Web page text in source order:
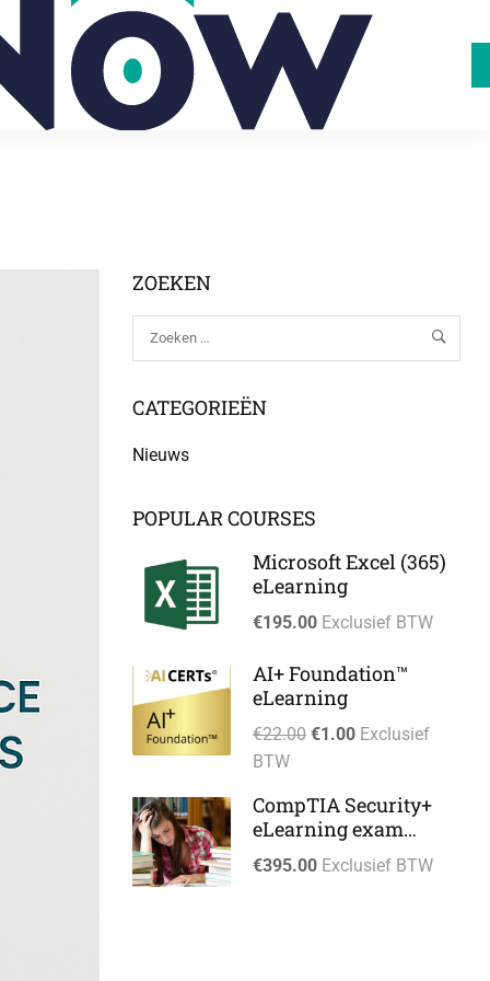
ZOEKEN
CATEGORIEËN
Nieuws
POPULAR COURSES
Microsoft Excel (365)
eLearning
€195.00 Exclusief BTW
AI+ Foundation™
eLearning
€22.00 €1.00 Exclusief
BTW
CompTIA Security+
eLearning exam
preparation SY0-701
eLearning
€395.00 Exclusief BTW